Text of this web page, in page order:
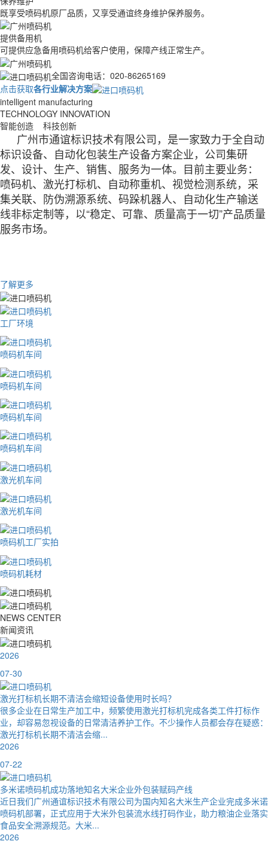
既享受喷码机原厂品质，又享受通谊终身维护保养服务。
提供备用机
可提供应急备用喷码机给客户使用，保障产线正常生产。
全国咨询电话：020-86265169
点击获取各行业解决方案
intelligent manufacturing
TECHNOLOGY INNOVATION
智能创造 科技创新
广州市通谊标识技术有限公司，是一家致力于全自动
标识设备、自动化包装生产设备方案企业，公司集研
发、设计、生产、销售、服务为一体。目前主要业务：
喷码机、激光打标机、自动称重机、视觉检测系统，采
集关联、防伪溯源系统、码跺机器人、自动化生产输送
线非标定制等，以“稳定、可靠、质量高于一切”产品质量
服务市场。
了解更多
工厂环境
喷码机车间
喷码机车间
喷码机车间
喷码机车间
激光机车间
激光机车间
喷码机工厂实拍
喷码机耗材
NEWS CENTER
新闻资讯
2026
07-30
激光打标机长期不清洁会缩短设备使用时长吗？
很多企业在日常生产加工中，频繁使用激光打标机完成各类工件打标作
业，却容易忽视设备的日常清洁养护工作。不少操作人员都会存在疑惑：
激光打标机长期不清洁会缩...
2026
07-22
多米诺喷码机成功落地知名大米企业外包装赋码产线
近日我们广州通谊标识技术有限公司为国内知名大米生产企业完成多米诺
喷码机部署，正式应用于大米外包装流水线打码作业，助力粮油企业落实
食品安全溯源规范。大米...
2026